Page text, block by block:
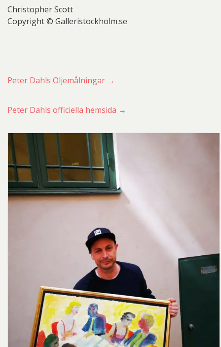
Christopher Scott
Copyright © Galleristockholm.se
Peter Dahls Oljemålningar →
Peter Dahls officiella hemsida →